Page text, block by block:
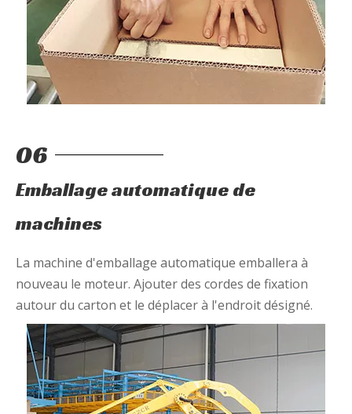
06
Emballage automatique de
machines
La machine d'emballage automatique emballera à
nouveau le moteur. Ajouter des cordes de fixation
autour du carton et le déplacer à l'endroit désigné.